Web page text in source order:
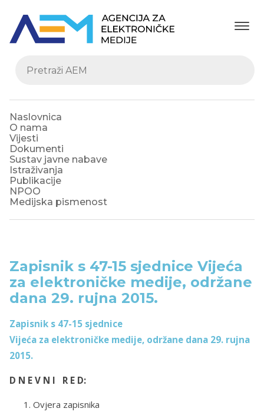
Naslovnica
O nama
Vijesti
Dokumenti
Sustav javne nabave
Istraživanja
Publikacije
NPOO
Medijska pismenost
Zapisnik s 47-15 sjednice Vijeća
za elektroničke medije, održane
dana 29. rujna 2015.
Zapisnik s 47-15 sjednice
Vijeća za elektroničke medije, održane dana 29. rujna
2015.
D N E V N I R E D:
Ovjera zapisnika